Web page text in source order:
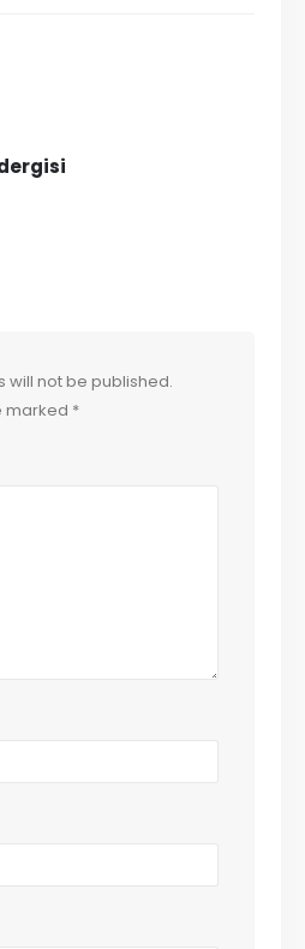
will not be published.
marked *